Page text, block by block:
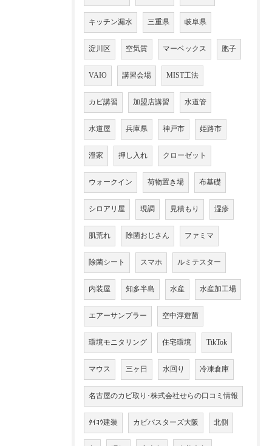
キッチン漏水 三重県 岐阜県
淀川区 空気質 マーベックス 胞子
VAIO 講習会場 MIST工法
カビ講習 加盟店講習 水道管
水道屋 兵庫県 神戸市 姫路市
澄家 押し入れ クローゼット
ウォークイン 荷物置き場 布基礎
シロアリ屋 現調 見積もり 湿疹
肌荒れ 除菌おじさん ファミマ
除菌シート スマホ ルミテスター
内装屋 知多半島 水産 水産加工場
エアーサンプラー 空中浮遊菌
環境モニタリング 住宅環境 TikTok
マウス 三ヶ日 水回り 冷凍倉庫
名古屋のカビ取り･株式会社せらの口コミ情報
ﾀｲｺｳ建装 カビバスターズ大阪 北側